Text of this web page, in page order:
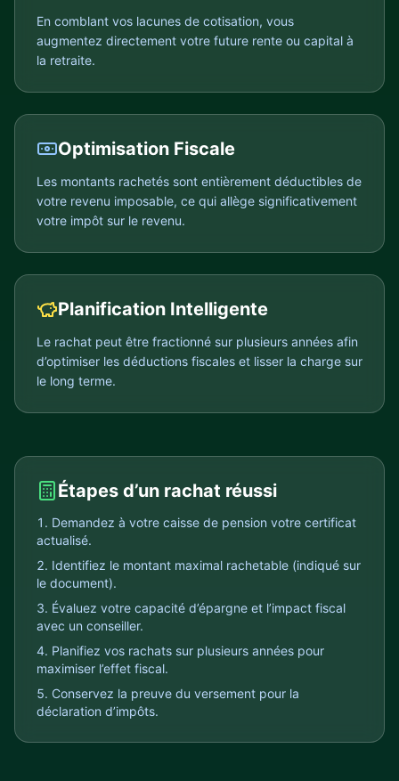
En comblant vos lacunes de cotisation, vous
augmentez directement votre future rente ou capital à
la retraite.
Optimisation Fiscale
Les montants rachetés sont entièrement déductibles de
votre revenu imposable, ce qui allège significativement
votre impôt sur le revenu.
Planification Intelligente
Le rachat peut être fractionné sur plusieurs années afin
d’optimiser les déductions fiscales et lisser la charge sur
le long terme.
Étapes d’un rachat réussi
Demandez à votre caisse de pension votre certificat
actualisé.
Identifiez le montant maximal rachetable (indiqué sur
le document).
Évaluez votre capacité d’épargne et l’impact fiscal
avec un conseiller.
Planifiez vos rachats sur plusieurs années pour
maximiser l’effet fiscal.
Conservez la preuve du versement pour la
déclaration d’impôts.